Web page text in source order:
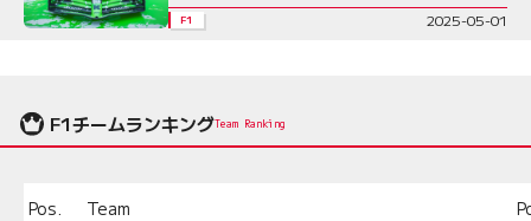
F1 2025-05-01
F1チームランキングTeam Ranking
Pos. Team